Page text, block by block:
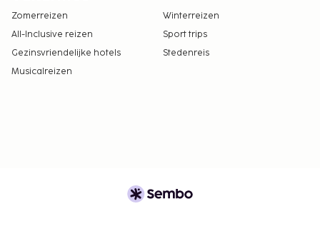
Zomerreizen
Winterreizen
All-Inclusive reizen
Sport trips
Gezinsvriendelijke hotels
Stedenreis
Musicalreizen